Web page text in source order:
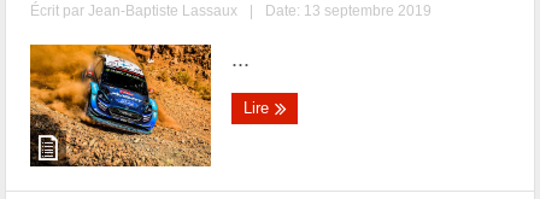
Écrit parJean-Baptiste Lassaux | Date: 13 septembre 2019
...
Lire